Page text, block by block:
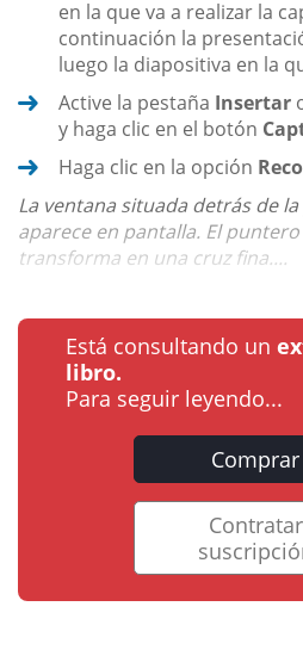
en la que va a realizar la
continuación la
luego la diapositiva en la
Active la pestaña Insertar
y haga clic en el botón
Haga clic en la opción
La ventana situada detrás de
aparece en pantalla. El
transforma en una cruz fina....
Está consultando un
libro.
Para seguir leyendo...
Comprar
Contratar